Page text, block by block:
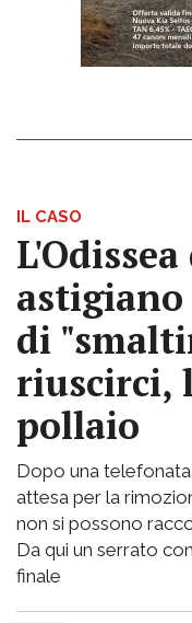
IL CASO
astigiano
di
riuscirci,
pollaio
Dopo una
attesa per la
non si possono
Da qui un serrato
finale